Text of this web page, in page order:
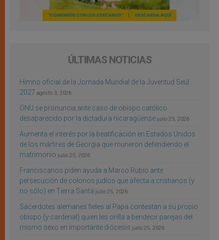
ÚLTIMAS NOTICIAS
Himno oficial de la Jornada Mundial de la Juventud Seúl
2027 agosto 3, 2026
ONU se pronuncia ante caso de obispo católico
desaparecido por la dictadura nicaragüense julio 25, 2026
Aumenta el interés por la beatificación en Estados Unidos
de los mártires de Georgia que murieron defendiendo el
matrimonio julio 25, 2026
Franciscanos piden ayuda a Marco Rubio ante
persecución de colonos judíos que afecta a cristianos (y
no sólo) en Tierra Santa julio 25, 2026
Sacerdotes alemanes fieles al Papa contestan a su propio
obispo (y cardenal) quien les orilla a bendecir parejas del
mismo sexo en importante diócesis julio 25, 2026